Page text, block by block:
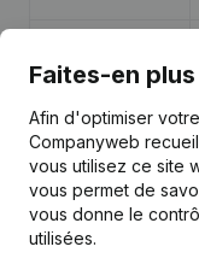
Capitaux propres
Marge brute
Personnel
Faites-en
Afin d'optimiser
Companyweb
vous utilisez ce site
vous permet de
vous donne le
utilisées.